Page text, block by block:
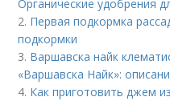
Органические удобрения
2. Первая подкормка
подкормки
3. Варшавска найк
«Варшавска Найк»:
4. Как приготовить джем